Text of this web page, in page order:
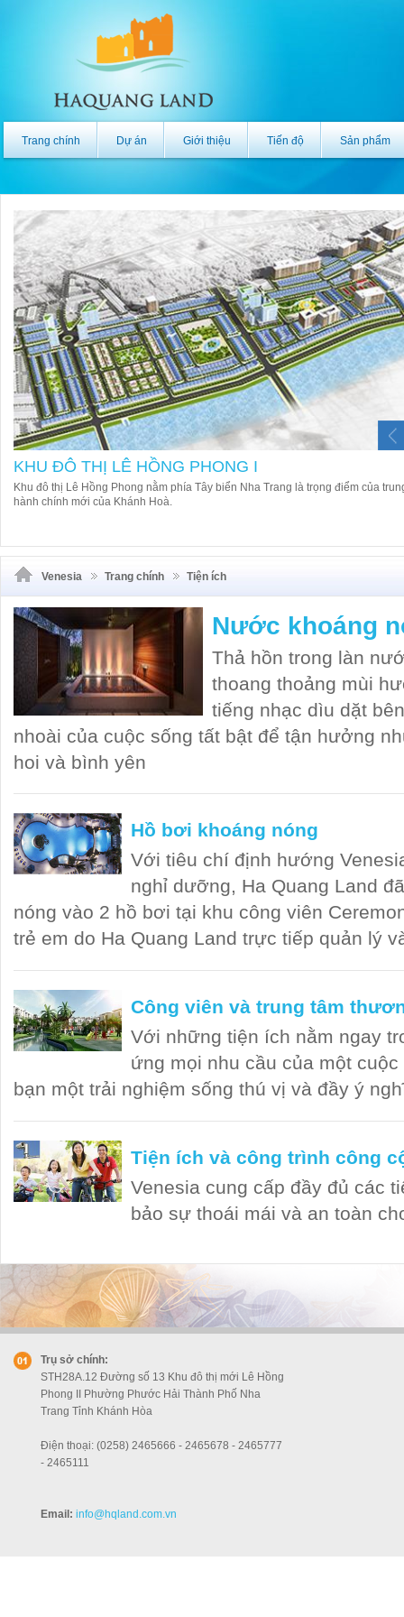
Trang chính Dự án Giới thiệu Tiến độ Sản phẩm
KHU ĐÔ THỊ LÊ HỒNG PHONG I
Khu đô thị Lê Hồng Phong nằm phía Tây biển Nha Trang là trọng điểm của
hành chính mới của Khánh Hoà.
Venesia Trang chính Tiện ích
Nước khoáng
Thả hồn trong làn
thoang thoảng mùi
tiếng nhạc dìu dặt
nhoài của cuộc sống tất bật để tận hưởng
hoi và bình yên
Hồ bơi khoáng nóng
Với tiêu chí định hướng
nghỉ dưỡng, Ha Quang Land
nóng vào 2 hồ bơi tại khu công viên
trẻ em do Ha Quang Land trực tiếp quản lý
Công viên và trung tâm
Với những tiện ích nằm ngay
ứng mọi nhu cầu của một
bạn một trải nghiệm sống thú vị và đầy ý
Tiện ích và công trình công
Venesia cung cấp đầy đủ các
bảo sự thoái mái và an toàn
Trụ sở chính:
STH28A.12 Đường số 13 Khu đô thị mới Lê Hồng
Phong II Phường Phước Hải Thành Phố Nha
Trang Tỉnh Khánh Hòa
Điện thoại: (0258) 2465666 - 2465678 - 2465777
- 2465111
Email: info@hqland.com.vn